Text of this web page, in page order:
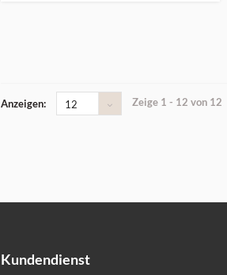
Anzeigen: 12 Zeige 1 - 12 von 12
Kundendienst